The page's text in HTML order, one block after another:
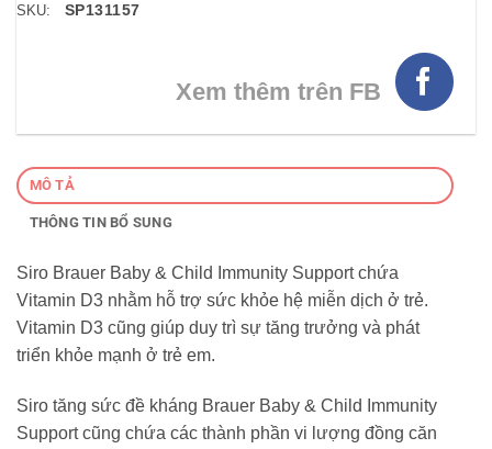
SKU: SP131157
Xem thêm trên FB
MÔ TẢ
THÔNG TIN BỔ SUNG
Siro Brauer Baby & Child Immunity Support chứa
Vitamin D3 nhằm hỗ trợ sức khỏe hệ miễn dịch ở trẻ.
Vitamin D3 cũng giúp duy trì sự tăng trưởng và phát
triển khỏe mạnh ở trẻ em.
Siro tăng sức đề kháng Brauer Baby & Child Immunity
Support cũng chứa các thành phần vi lượng đồng căn